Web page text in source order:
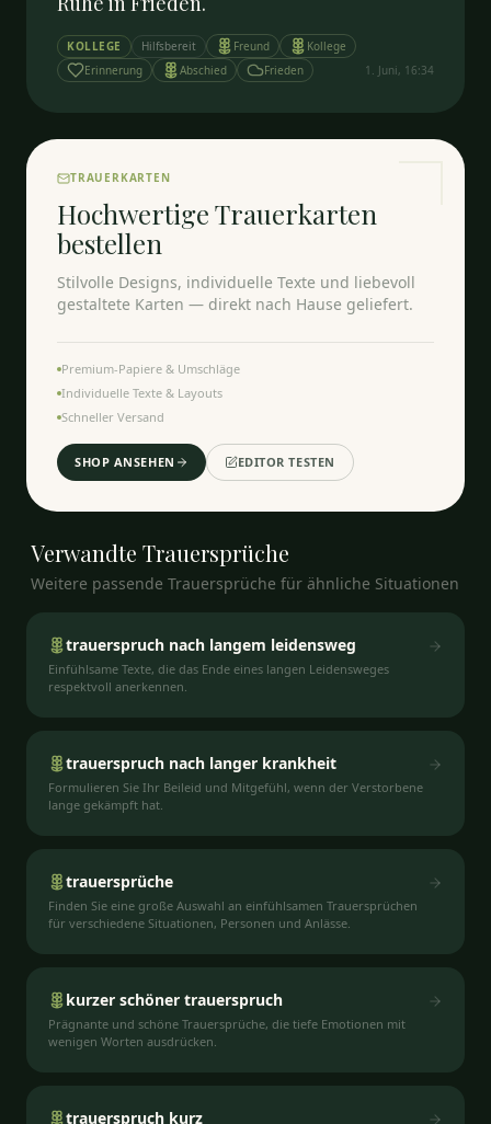
KOLLEGE Hilfsbereit Freund
Kollege
Erinnerung
Abschied Frieden 1. Juni, 16:34
TRAUERKARTEN
Hochwertige Trauerkarten
bestellen
Stilvolle Designs, individuelle Texte und liebevoll
gestaltete Karten — direkt nach Hause geliefert.
Premium-Papiere & Umschläge
Individuelle Texte & Layouts
Schneller Versand
SHOP ANSEHEN EDITOR TESTEN
Verwandte Trauersprüche
Weitere passende Trauersprüche für ähnliche Situationen
trauerspruch nach langem leidensweg
Einfühlsame Texte, die das Ende eines langen Leidensweges
respektvoll anerkennen.
trauerspruch nach langer krankheit
Formulieren Sie Ihr Beileid und Mitgefühl, wenn der Verstorbene
lange gekämpft hat.
trauersprüche
Finden Sie eine große Auswahl an einfühlsamen Trauersprüchen
für verschiedene Situationen, Personen und Anlässe.
kurzer schöner trauerspruch
Prägnante und schöne Trauersprüche, die tiefe Emotionen mit
wenigen Worten ausdrücken.
trauerspruch kurz